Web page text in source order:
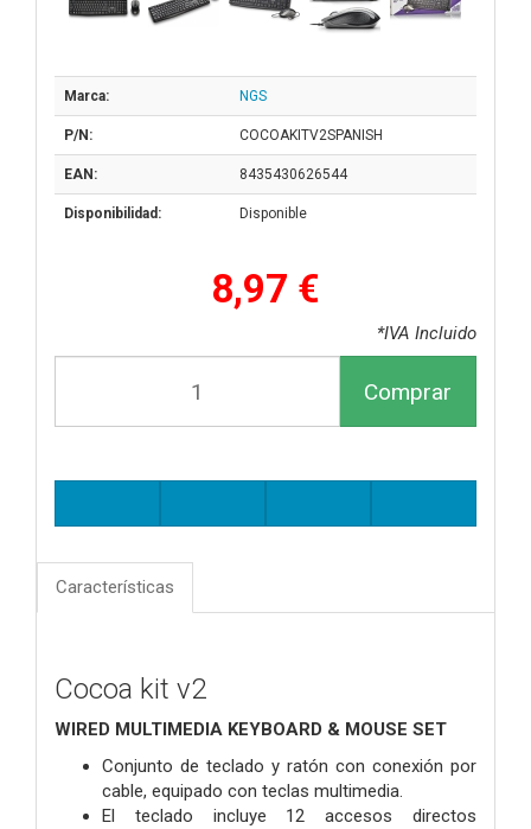
Marca: NGS
P/N: COCOAKITV2SPANISH
EAN: 8435430626544
Disponibilidad: Disponible
8,97 €
*IVA Incluido
Comprar
Características
Cocoa kit v2
WIRED MULTIMEDIA KEYBOARD & MOUSE SET
Conjunto de teclado y ratón con conexión por
cable, equipado con teclas multimedia.
El teclado incluye 12 accesos directos